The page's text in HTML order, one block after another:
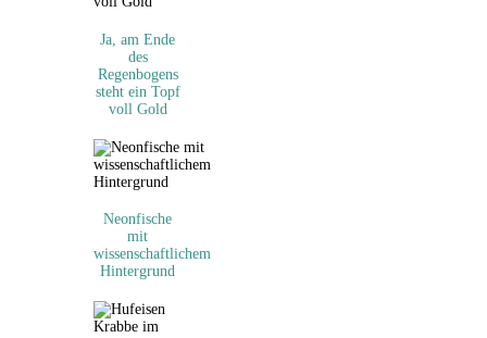
Ja, am Ende
des
Regenbogens
steht ein Topf
voll Gold
Neonfische
mit
wissenschaftlichem
Hintergrund